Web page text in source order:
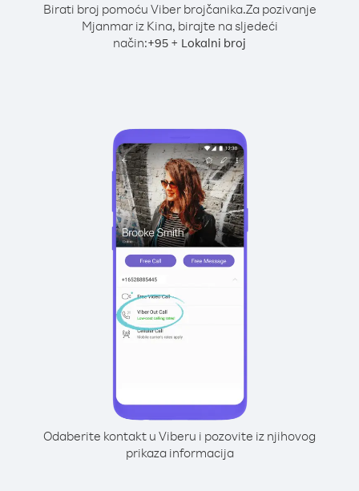
Birati broj pomoću Viber brojčanika.Za pozivanje
Mjanmar iz Kina, birajte na sljedeći
način:+95 + Lokalni broj
Odaberite kontakt u Viberu i pozovite iz njihovog
prikaza informacija